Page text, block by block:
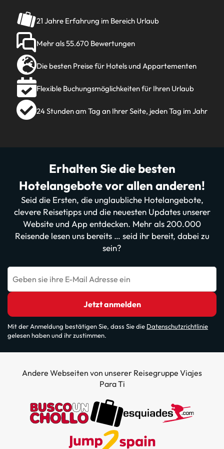
21 Jahre Erfahrung im Bereich Urlaub
Mehr als 55.670 Bewertungen
Die besten Preise für Hotels und Appartementen
Flexible Buchungsmöglichkeiten für Ihren Urlaub
24 Stunden am Tag an Ihrer Seite, jeden Tag im Jahr
Erhalten Sie die besten
Hotelangebote vor allen anderen!
Seid die Ersten, die unglaubliche Hotelangebote,
clevere Reisetipps und die neuesten Updates unserer
Website und App entdecken. Mehr als 200.000
Reisende lesen uns bereits … seid ihr bereit, dabei zu
sein?
Geben sie ihre E-Mail Adresse ein
Jetzt anmelden
Mit der Anmeldung bestätigen Sie, dass Sie die Datenschutzrichtlinie
gelesen haben und ihr zustimmen.
Andere Webseiten von unserer Reisegruppe Viajes
Para Ti